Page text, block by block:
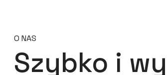
O NAS
Szybko i